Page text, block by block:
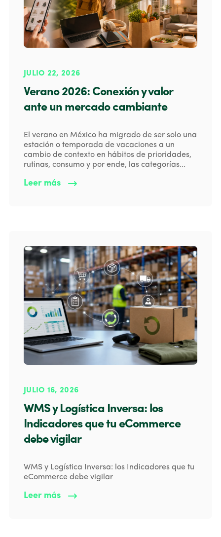
JULIO 22, 2026
Verano 2026: Conexión y valor
ante un mercado cambiante
El verano en México ha migrado de ser solo una
estación o temporada de vacaciones a un
cambio de contexto en hábitos de prioridades,
rutinas, consumo y por ende, las categorías...
Leer más
JULIO 16, 2026
WMS y Logística Inversa: los
Indicadores que tu eCommerce
debe vigilar
WMS y Logística Inversa: los Indicadores que tu
eCommerce debe vigilar
Leer más